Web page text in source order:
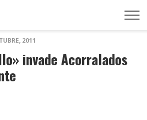
2011
invade Acorralados